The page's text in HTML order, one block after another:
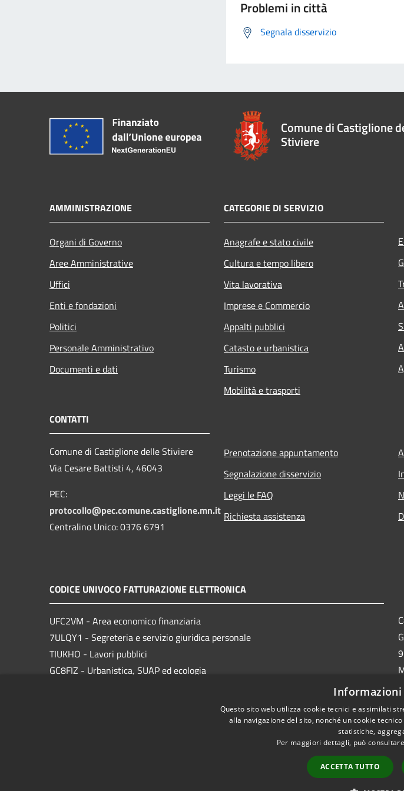
Problemi in città
Segnala disservizio
Comune di Castiglione
Stiviere
AMMINISTRAZIONE
Organi di Governo
Aree Amministrative
Uffici
Enti e fondazioni
Politici
Personale Amministrativo
Documenti e dati
CATEGORIE DI SERVIZIO
Anagrafe e stato civile
Cultura e tempo libero
Vita lavorativa
Imprese e Commercio
Appalti pubblici
Catasto e urbanistica
Turismo
Mobilità e trasporti
CONTATTI
Comune di Castiglione delle Stiviere
Via Cesare Battisti 4, 46043
PEC:
protocollo@pec.comune.castiglione.mn.it
Centralino Unico: 0376 6791
Prenotazione appuntamento
Segnalazione disservizio
Leggi le FAQ
Richiesta assistenza
CODICE UNIVOCO FATTURAZIONE ELETTRONICA
UFC2VM - Area economico finanziaria
7ULQY1 - Segreteria e servizio giuridica personale
TIUKHO - Lavori pubblici
GC8FIZ - Urbanistica, SUAP ed ecologia
Informazioni
Questo sito web utilizza cookie tecnici e assimilati
alla navigazione del sito, nonché un cookie
statistiche,
Per maggiori dettagli, può
ACCETTA TUTTO